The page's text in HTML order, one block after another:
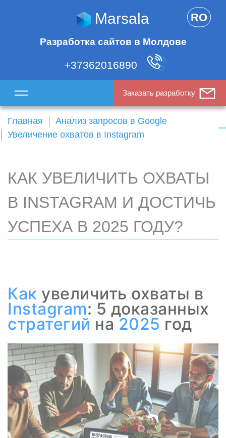
Marsala
Разработка сайтов в Молдове
+37362016890
RO
Заказать разработку
Главная
Анализ запросов в Google
Увеличение охватов в Instagram
КАК УВЕЛИЧИТЬ ОХВАТЫ
В INSTAGRAM И ДОСТИЧЬ
УСПЕХА В 2025 ГОДУ?
Как увеличить охваты в
Instagram: 5 доказанных
стратегий на 2025 год